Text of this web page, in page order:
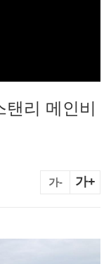
탠리 메인비
가- 가+